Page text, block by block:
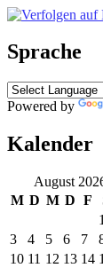
Sprache
Powered by
Kalender
August
M D M D F
1
3
4 5 6 7
10 11 12 13 14